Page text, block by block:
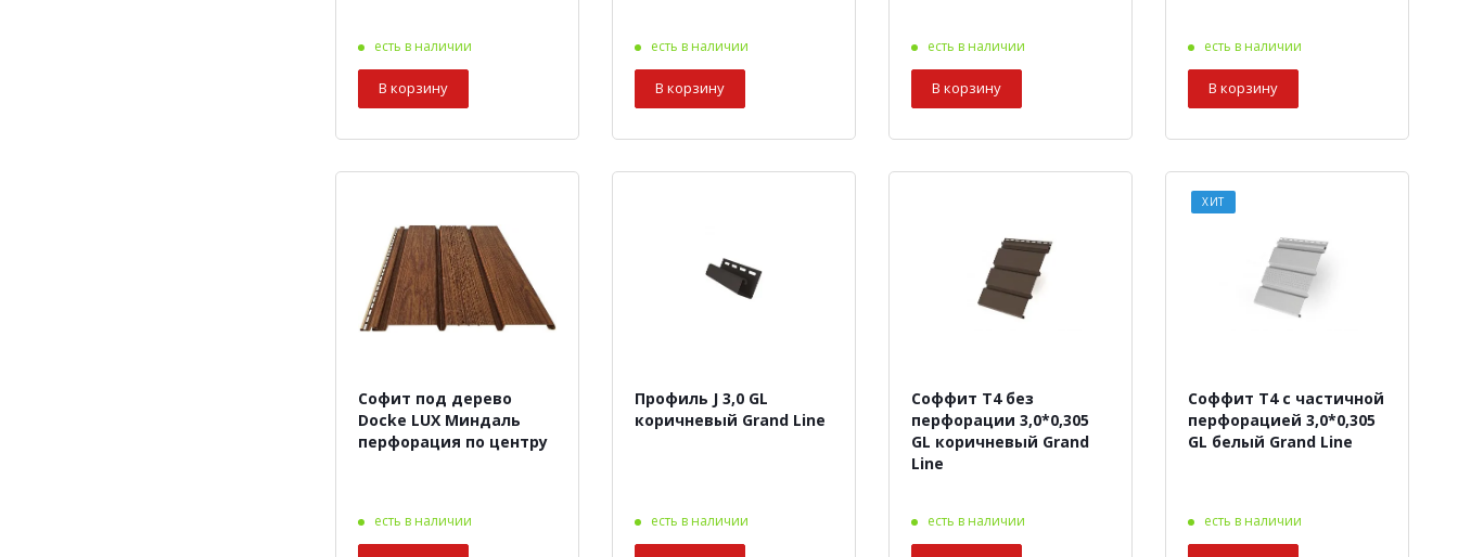
есть в наличии
В корзину
есть в наличии
В корзину
есть в наличии
В корзину
есть в наличии
В корзину
Софит под дерево
Docke LUX Миндаль
перфорация по центру
есть в наличии
Профиль J 3,0 GL
коричневый Grand Line
есть в наличии
Соффит Т4 без
перфорации 3,0*0,305
GL коричневый Grand
Line
есть в наличии
ХИТ
Соффит Т4 с частичной
перфорацией 3,0*0,305
GL белый Grand Line
есть в наличии